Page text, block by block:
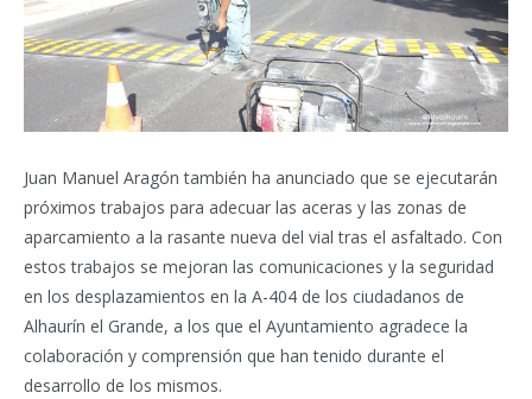
Juan Manuel Aragón también ha anunciado que se ejecutarán
próximos trabajos para adecuar las aceras y las zonas de
aparcamiento a la rasante nueva del vial tras el asfaltado. Con
estos trabajos se mejoran las comunicaciones y la seguridad
en los desplazamientos en la A-404 de los ciudadanos de
Alhaurín el Grande, a los que el Ayuntamiento agradece la
colaboración y comprensión que han tenido durante el
desarrollo de los mismos.